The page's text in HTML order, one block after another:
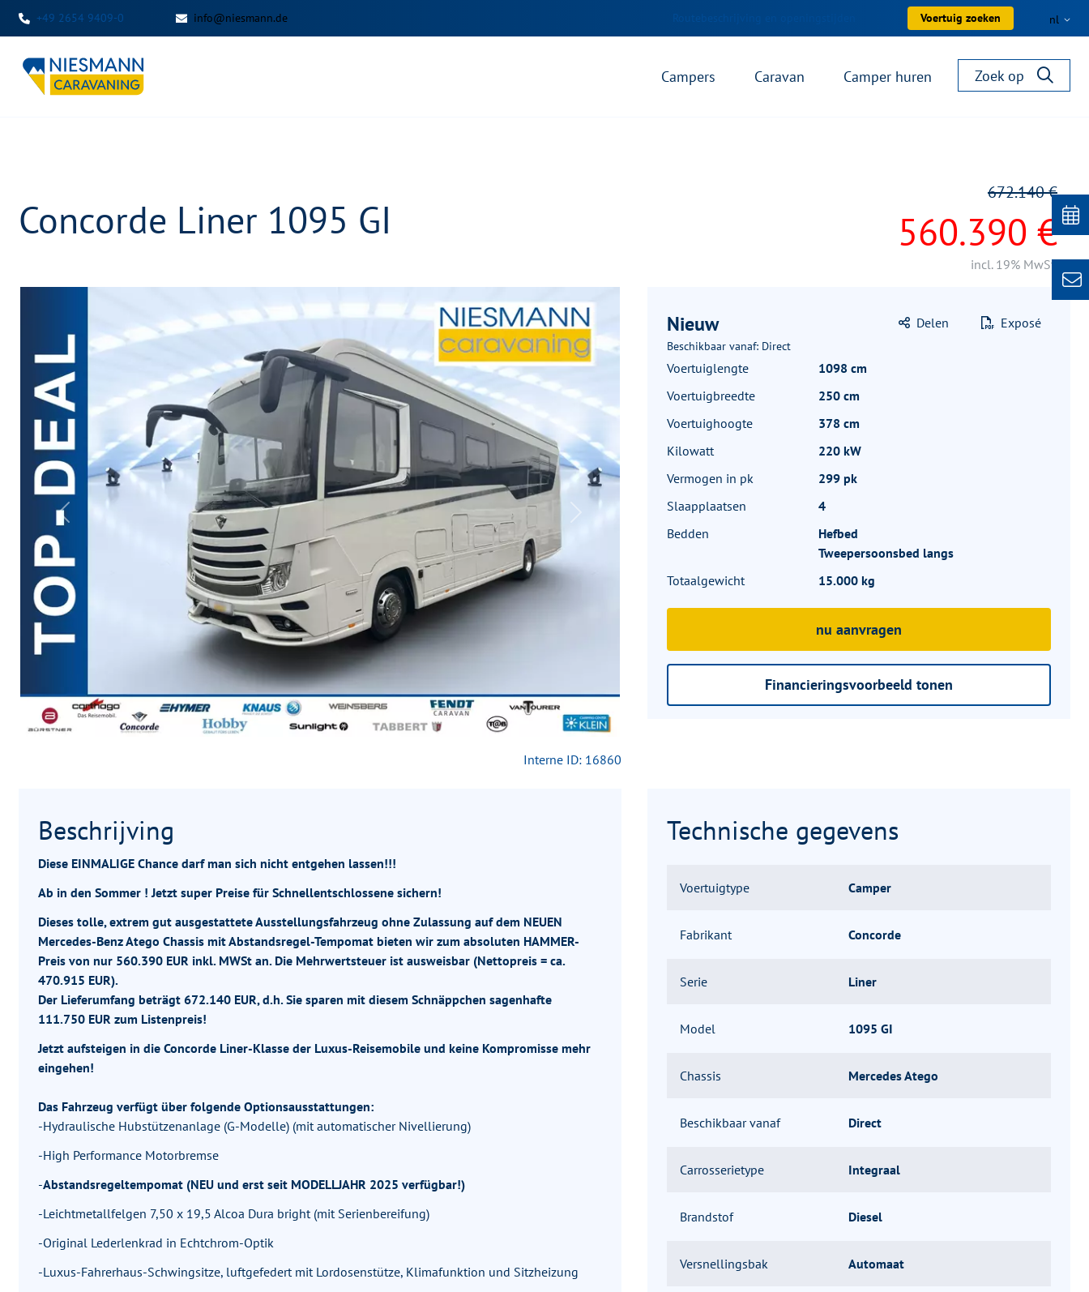
+49 2654 9409-0 info@niesmann.de Voertuig zoeken nl
Campers Caravan Camper huren Zoek op
Concorde Liner 1095 GI 560.390 €
672.140 €
incl. 19% MwSt.
Previous
Interne ID: 16860
Nieuw
Beschikbaar vanaf: Direct
Delen Exposé
Voertuiglengte
1098 cm
Voertuigbreedte
250 cm
Voertuighoogte
378 cm
Kilowatt
220 kW
Vermogen in pk
299 pk
Slaapplaatsen
4
Bedden
Hefbed
Tweepersoonsbed langs
Totaalgewicht
15.000 kg
nu aanvragen
Financieringsvoorbeeld tonen
Beschrijving
Diese EINMALIGE Chance darf man sich nicht entgehen lassen!!!
Ab in den Sommer ! Jetzt super Preise für Schnellentschlossene sichern!
Dieses tolle, extrem gut ausgestattete Ausstellungsfahrzeug ohne Zulassung auf dem NEUEN
Mercedes-Benz Atego Chassis mit Abstandsregel-Tempomat bieten wir zum absoluten HAMMER-
Preis von nur 560.390 EUR inkl. MWSt an. Die Mehrwertsteuer ist ausweisbar (Nettopreis = ca.
470.915 EUR).
Der Lieferumfang beträgt 672.140 EUR, d.h. Sie sparen mit diesem Schnäppchen sagenhafte
111.750 EUR zum Listenpreis!
Jetzt aufsteigen in die Concorde Liner-Klasse der Luxus-Reisemobile und keine Kompromisse mehr
eingehen!
Das Fahrzeug verfügt über folgende Optionsausstattungen:
-Hydraulische Hubstützenanlage (G-Modelle) (mit automatischer Nivellierung)
-High Performance Motorbremse
-Abstandsregeltempomat (NEU und erst seit MODELLJAHR 2025 verfügbar!)
-Leichtmetallfelgen 7,50 x 19,5 Alcoa Dura bright (mit Serienbereifung)
-Original Lederlenkrad in Echtchrom-Optik
-Luxus-Fahrerhaus-Schwingsitze, luftgefedert mit Lordosenstütze, Klimafunktion und Sitzheizung
Technische gegevens
Voertuigtype Camper
Fabrikant Concorde
Serie Liner
Model 1095 GI
Chassis Mercedes Atego
Beschikbaar vanaf Direct
Carrosserietype Integraal
Brandstof Diesel
Versnellingsbak Automaat